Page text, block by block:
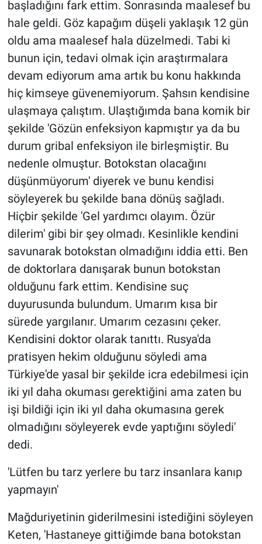
başladığını fark ettim. Sonrasında maalesef bu
hale geldi. Göz kapağım düşeli yaklaşık 12 gün
oldu ama maalesef hala düzelmedi. Tabi ki
bunun için, tedavi olmak için araştırmalara
devam ediyorum ama artık bu konu hakkında
hiç kimseye güvenemiyorum. Şahsın kendisine
ulaşmaya çalıştım. Ulaştığımda bana komik bir
şekilde 'Gözün enfeksiyon kapmıştır ya da bu
durum gribal enfeksiyon ile birleşmiştir. Bu
nedenle olmuştur. Botokstan olacağını
düşünmüyorum' diyerek ve bunu kendisi
söyleyerek bu şekilde bana dönüş sağladı.
Hiçbir şekilde 'Gel yardımcı olayım. Özür
dilerim' gibi bir şey olmadı. Kesinlikle kendini
savunarak botokstan olmadığını iddia etti. Ben
de doktorlara danışarak bunun botokstan
olduğunu fark ettim. Kendisine suç
duyurusunda bulundum. Umarım kısa bir
sürede yargılanır. Umarım cezasını çeker.
Kendisini doktor olarak tanıttı. Rusya'da
pratisyen hekim olduğunu söyledi ama
Türkiye'de yasal bir şekilde icra edebilmesi için
iki yıl daha okuması gerektiğini ama zaten bu
işi bildiği için iki yıl daha okumasına gerek
olmadığını söyleyerek evde yaptığını söyledi'
dedi.
'Lütfen bu tarz yerlere bu tarz insanlara kanıp
yapmayın'
Mağduriyetinin giderilmesini istediğini söyleyen
Keten, 'Hastaneye gittiğimde bana botokstan